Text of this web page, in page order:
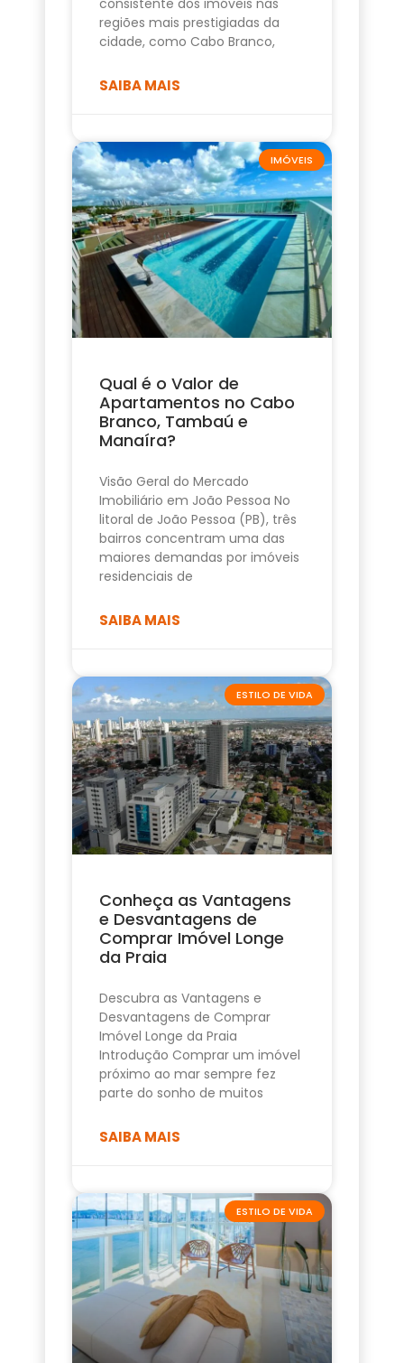
consistente dos imóveis nas
regiões mais prestigiadas da
cidade, como Cabo Branco,
SAIBA MAIS
IMÓVEIS
Qual é o Valor de
Apartamentos no Cabo
Branco, Tambaú e
Manaíra?
Visão Geral do Mercado
Imobiliário em João Pessoa No
litoral de João Pessoa (PB), três
bairros concentram uma das
maiores demandas por imóveis
residenciais de
SAIBA MAIS
ESTILO DE VIDA
Conheça as Vantagens
e Desvantagens de
Comprar Imóvel Longe
da Praia
Descubra as Vantagens e
Desvantagens de Comprar
Imóvel Longe da Praia
Introdução Comprar um imóvel
próximo ao mar sempre fez
parte do sonho de muitos
SAIBA MAIS
ESTILO DE VIDA